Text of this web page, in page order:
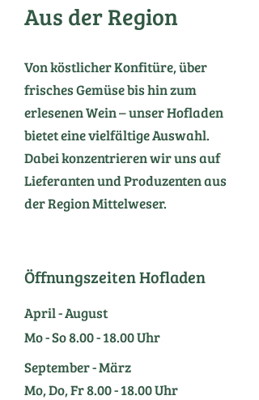
Aus der Region
Von köstlicher Konfitüre, über
frisches Gemüse bis hin zum
erlesenen Wein – unser Hofladen
bietet eine vielfältige Auswahl.
Dabei konzentrieren wir uns auf
Lieferanten und Produzenten aus
der Region Mittelweser.
Öffnungszeiten Hofladen
April - August
Mo - So8.00 - 18.00Uhr
September - März
Mo, Do, Fr8.00 - 18.00Uhr